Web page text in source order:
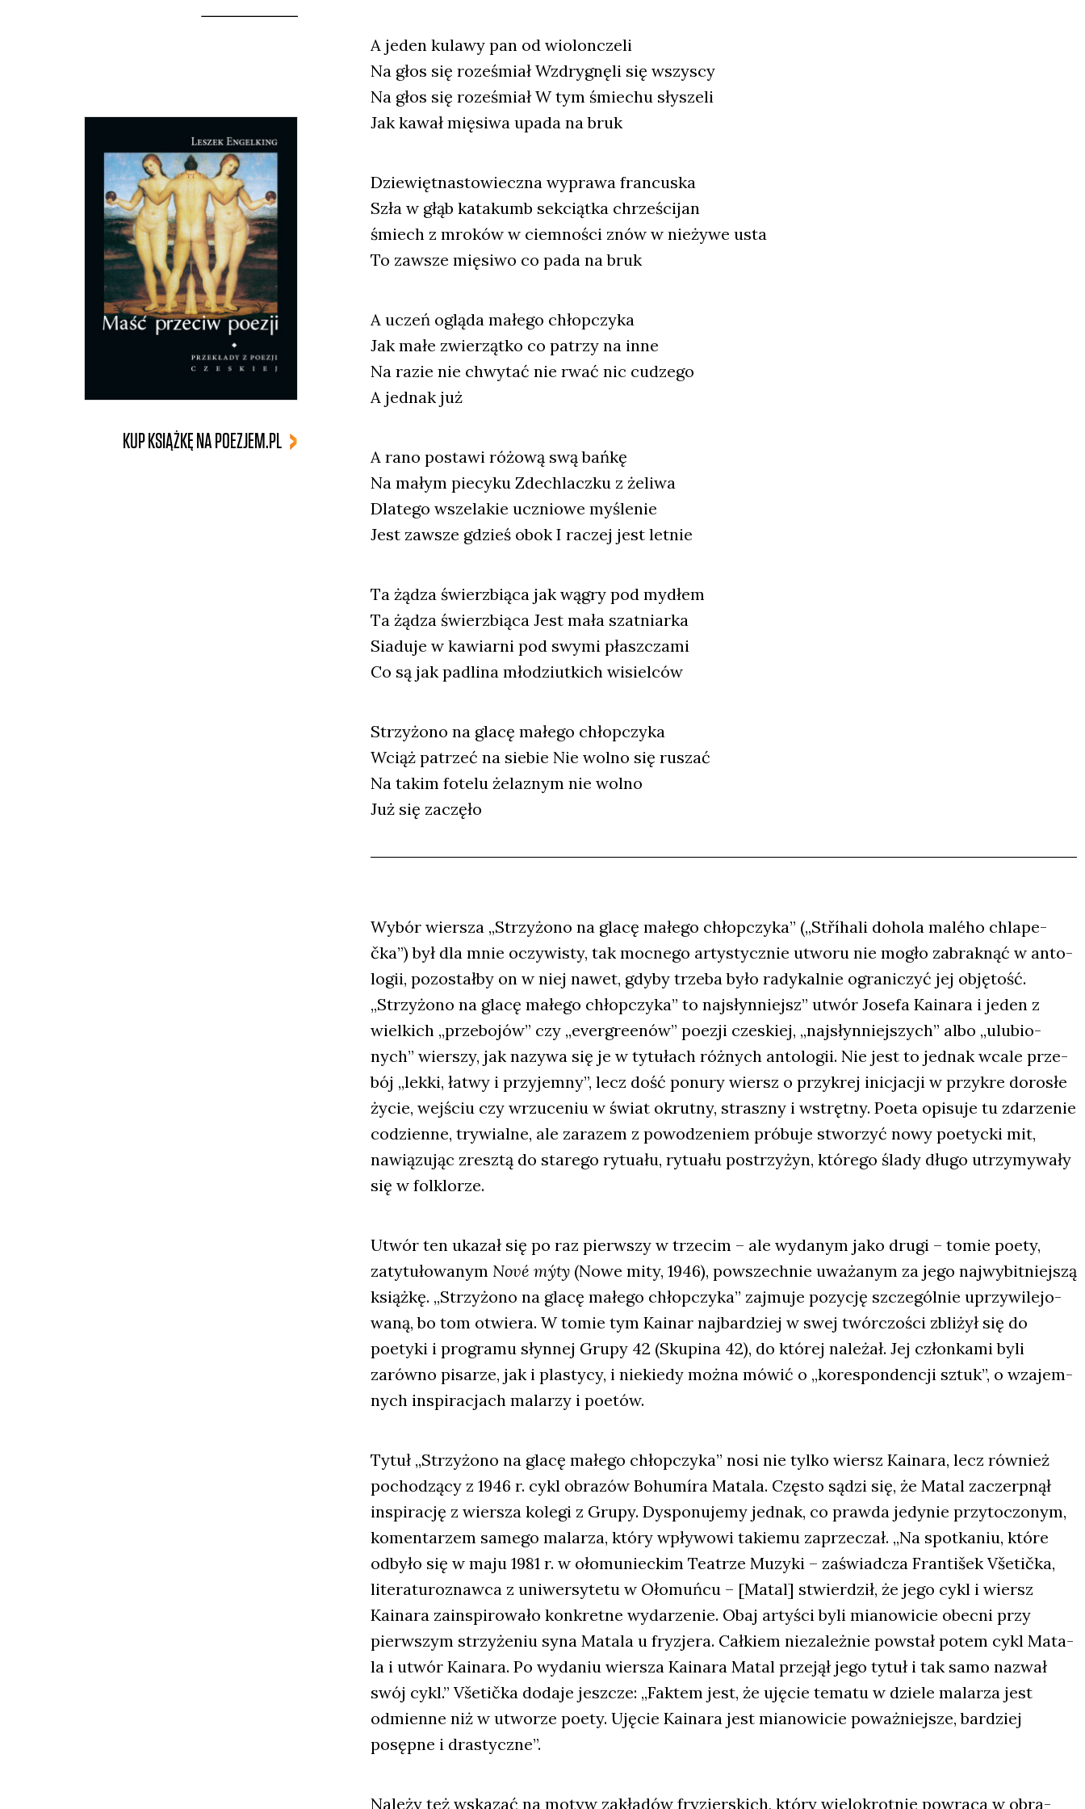
KUP KSIĄŻKĘ NA POEZJEM.PL
A jeden kula­wy pan od wio­lon­cze­li
Na głos się roze­śmiał Wzdry­gnę­li się wszy­scy
Na głos się roze­śmiał W tym śmie­chu sły­sze­li
Jak kawał mię­si­wa upa­da na bruk
Dzie­więt­na­sto­wiecz­na wypra­wa fran­cu­ska
Szła w głąb kata­kumb sek­ciąt­ka chrze­ści­jan
śmiech z mro­ków w ciem­no­ści znów w nie­ży­we usta
To zawsze mię­si­wo co pada na bruk
A uczeń oglą­da małe­go chłop­czy­ka
Jak małe zwie­rząt­ko co patrzy na inne
Na razie nie chwy­tać nie rwać nic cudze­go
A jed­nak już
A rano posta­wi różo­wą swą bań­kę
Na małym pie­cy­ku Zde­chlacz­ku z żeli­wa
Dla­te­go wsze­la­kie ucznio­we myśle­nie
Jest zawsze gdzieś obok I raczej jest let­nie
Ta żądza świerz­bią­ca jak wągry pod mydłem
Ta żądza świerz­bią­ca Jest mała szat­niar­ka
Sia­du­je w kawiar­ni pod swy­mi płasz­cza­mi
Co są jak padli­na mło­dziut­kich wisiel­ców
Strzy­żo­no na gla­cę małe­go chłop­czy­ka
Wciąż patrzeć na sie­bie Nie wol­no się ruszać
Na takim fote­lu żela­znym nie wol­no
Już się zaczę­ło
Wybór wier­sza „Strzy­żo­no na gla­cę małe­go chłop­czy­ka” („Stříha­li doho­la malého chla­pe­
čka”) był dla mnie oczy­wi­sty, tak moc­ne­go arty­stycz­nie utwo­ru nie mogło zabrak­nąć w anto­
lo­gii, pozo­stał­by on w niej nawet, gdy­by trze­ba było rady­kal­nie ogra­ni­czyć jej obję­tość.
„Strzy­żo­no na gla­cę małe­go chłop­czy­ka” to naj­słyn­niejsz” utwór Jose­fa Kaina­ra i jeden z
wiel­kich „prze­bo­jów” czy „ever­gre­enów” poezji cze­skiej, „naj­słyn­niej­szych” albo „ulu­bio­
nych” wier­szy, jak nazy­wa się je w tytu­łach róż­nych anto­lo­gii. Nie jest to jed­nak wca­le prze­
bój „lek­ki, łatwy i przy­jem­ny”, lecz dość ponu­ry wiersz o przy­krej ini­cja­cji w przy­kre doro­słe
życie, wej­ściu czy wrzu­ce­niu w świat okrut­ny, strasz­ny i wstręt­ny. Poeta opi­su­je tu zda­rze­nie
codzien­ne, try­wial­ne, ale zara­zem z powo­dze­niem pró­bu­je stwo­rzyć nowy poetyc­ki mit,
nawią­zu­jąc zresz­tą do sta­re­go rytu­ału, rytu­ału postrzy­żyn, któ­re­go śla­dy dłu­go utrzy­my­wa­ły
się w folk­lo­rze.
Utwór ten uka­zał się po raz pierw­szy w trze­cim – ale wyda­nym jako dru­gi – tomie poety,
zaty­tu­ło­wa­nym Nové mýty(Nowe mity, 1946), powszech­nie uwa­ża­nym za jego naj­wy­bit­niej­szą
książ­kę. „Strzy­żo­no na gla­cę małe­go chłop­czy­ka” zaj­mu­je pozy­cję szcze­gól­nie uprzy­wi­le­jo­
wa­ną, bo tom otwie­ra. W tomie tym Kainar naj­bar­dziej w swej twór­czo­ści zbli­żył się do
poety­ki i pro­gra­mu słyn­nej Gru­py 42 (Sku­pi­na 42), do któ­rej nale­żał. Jej człon­ka­mi byli
zarów­no pisa­rze, jak i pla­sty­cy, i nie­kie­dy moż­na mówić o „kore­spon­den­cji sztuk”, o wza­jem­
nych inspi­ra­cjach mala­rzy i poetów.
Tytuł „Strzy­żo­no na gla­cę małe­go chłop­czy­ka” nosi nie tyl­ko wiersz Kaina­ra, lecz rów­nież
pocho­dzą­cy z 1946 r. cykl obra­zów Bohu­míra Mata­la. Czę­sto sądzi się, że Matal zaczerp­nął
inspi­ra­cję z wier­sza kole­gi z Gru­py. Dys­po­nu­je­my jed­nak, co praw­da jedy­nie przy­to­czo­nym,
komen­ta­rzem same­go mala­rza, któ­ry wpły­wo­wi takie­mu zaprze­czał. „Na spo­tka­niu, któ­re
odby­ło się w maju 1981 r. w oło­mu­niec­kim Teatrze Muzy­ki – zaświad­cza Fran­ti­šek Vše­ti­čka,
lite­ra­tu­ro­znaw­ca z uni­wer­sy­te­tu w Oło­muń­cu – [Matal] stwier­dził, że jego cykl i wiersz
Kaina­ra zain­spi­ro­wa­ło kon­kret­ne wyda­rze­nie. Obaj arty­ści byli mia­no­wi­cie obec­ni przy
pierw­szym strzy­że­niu syna Mata­la u fry­zje­ra. Cał­kiem nie­za­leż­nie powstał potem cykl Mata­
la i utwór Kaina­ra. Po wyda­niu wier­sza Kaina­ra Matal prze­jął jego tytuł i tak samo nazwał
swój cykl.” Vše­ti­čka doda­je jesz­cze: „Fak­tem jest, że uję­cie tema­tu w dzie­le mala­rza jest
odmien­ne niż w utwo­rze poety. Uję­cie Kaina­ra jest mia­no­wi­cie poważ­niej­sze, bar­dziej
posęp­ne i dra­stycz­ne”.
Nale­ży też wska­zać na motyw zakła­dów fry­zjer­skich, któ­ry wie­lo­krot­nie powra­ca w obra­